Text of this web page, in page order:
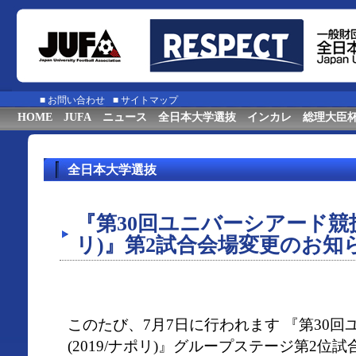
■ お問い合わせ ■ サイトマップ
HOME JUFA ニュース 全日本大学選抜 インカレ 総理大臣
全日本大学選抜
『第30回ユニバーシアード
リ)』第2試合会場変更のお知
このたび、7月7日に行われます 『第30回
(2019/ナポリ)』グループステージ第2位試